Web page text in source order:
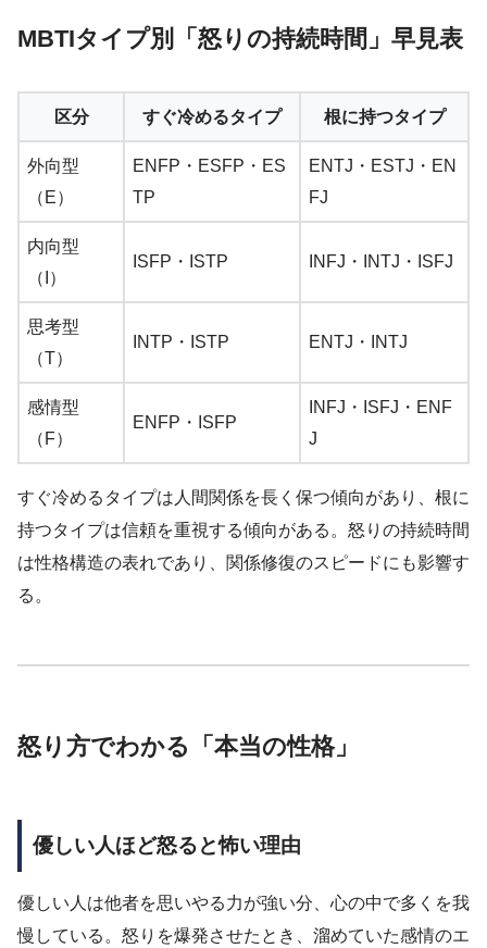
MBTIタイプ別「怒りの持続時間」早見表
区分 すぐ冷めるタイプ 根に持つタイプ
外向型
（E）
ENFP・ESFP・ES
TP
ENTJ・ESTJ・EN
FJ
内向型
（I）
ISFP・ISTP INFJ・INTJ・ISFJ
思考型
（T）
INTP・ISTP ENTJ・INTJ
感情型
（F）
ENFP・ISFP
INFJ・ISFJ・ENF
J
すぐ冷めるタイプは人間関係を長く保つ傾向があり、根に
持つタイプは信頼を重視する傾向がある。怒りの持続時間
は性格構造の表れであり、関係修復のスピードにも影響す
る。
怒り方でわかる「本当の性格」
優しい人ほど怒ると怖い理由
優しい人は他者を思いやる力が強い分、心の中で多くを我
慢している。怒りを爆発させたとき、溜めていた感情のエ